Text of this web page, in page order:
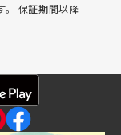
。 保証期間以降